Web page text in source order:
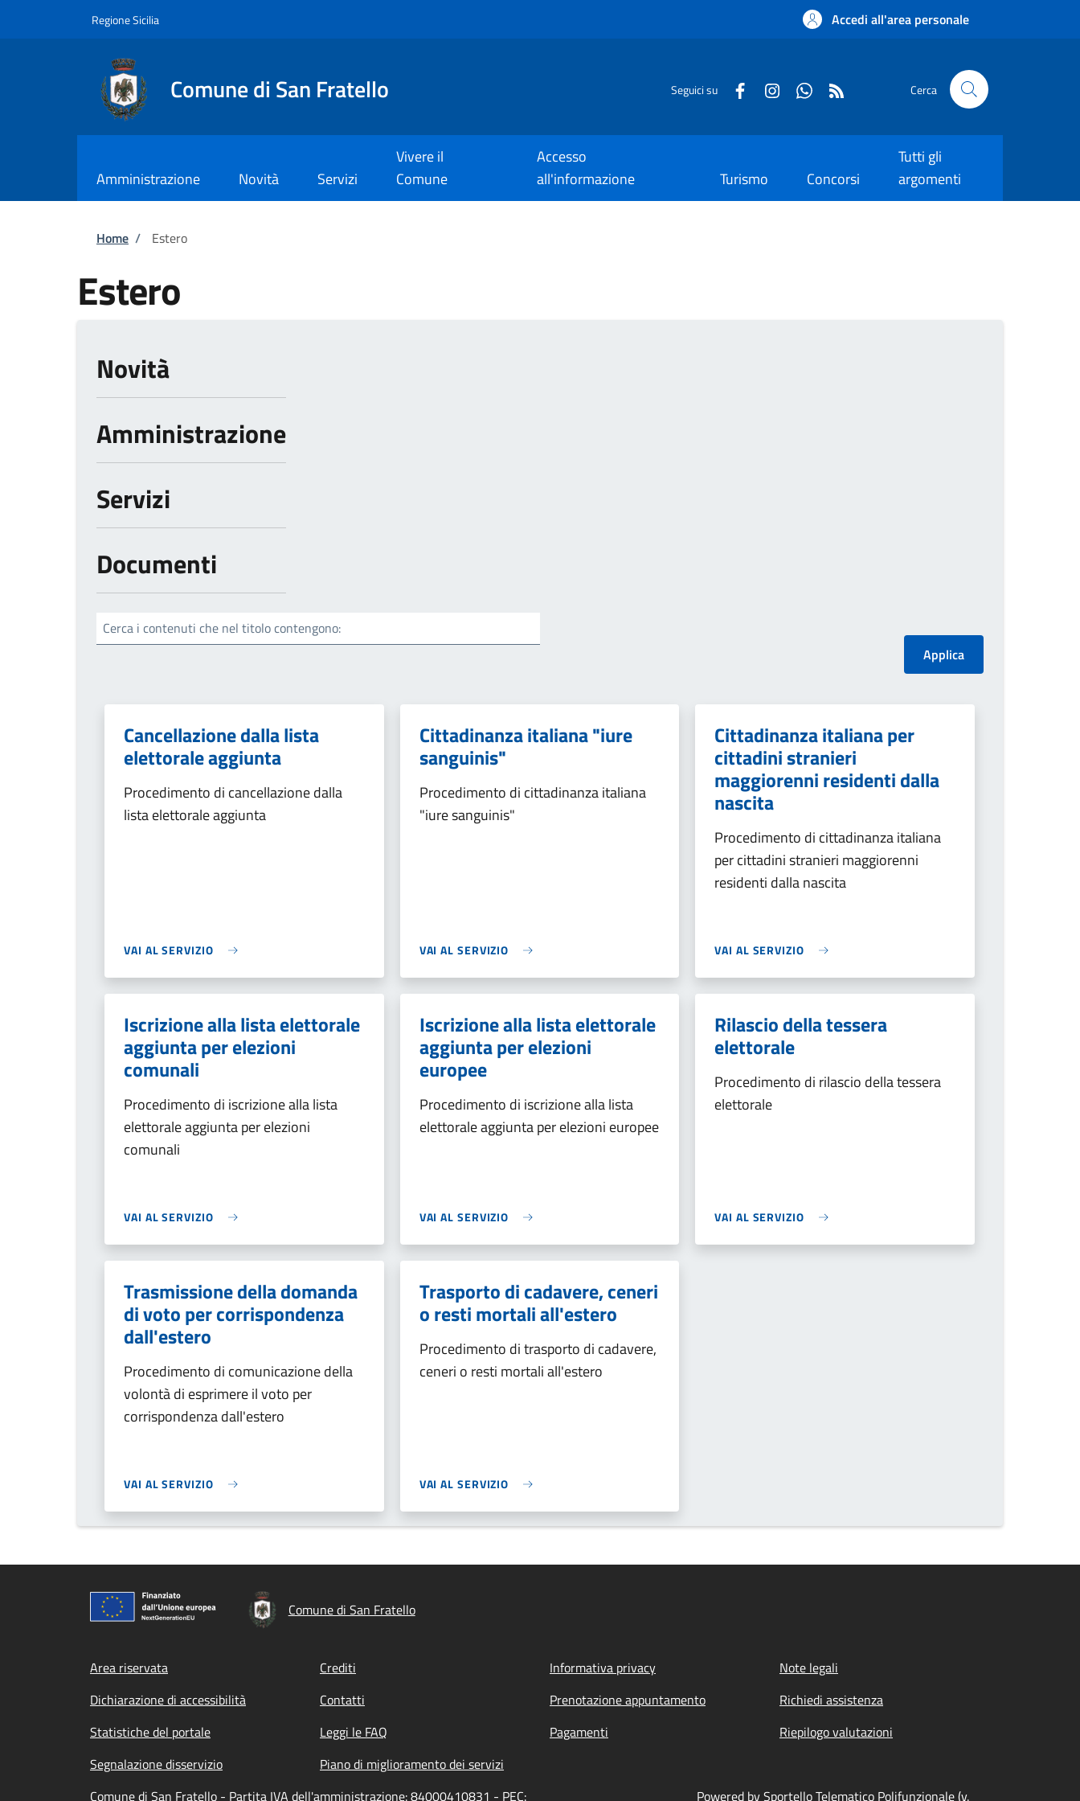
Regione Sicilia Accedi all'area personale
Comune di San Fratello Seguici su Cerca
Amministrazione Novità Servizi
Vivere il
Comune
Accesso
all'informazione
Turismo Concorsi
Tutti gli
argomenti
Briciole di pane
Home / Estero
Estero
Novità
Amministrazione
Servizi
Documenti
Cerca i contenuti che nel titolo contengono:
Cancellazione dalla lista
elettorale aggiunta
Procedimento di cancellazione dalla
lista elettorale aggiunta
VAI AL SERVIZIO
Cittadinanza italiana "iure
sanguinis"
Procedimento di cittadinanza italiana
"iure sanguinis"
VAI AL SERVIZIO
Cittadinanza italiana per
cittadini stranieri
maggiorenni residenti dalla
nascita
Procedimento di cittadinanza italiana
per cittadini stranieri maggiorenni
residenti dalla nascita
VAI AL SERVIZIO
Iscrizione alla lista elettorale
aggiunta per elezioni
comunali
Procedimento di iscrizione alla lista
elettorale aggiunta per elezioni
comunali
VAI AL SERVIZIO
Iscrizione alla lista elettorale
aggiunta per elezioni
europee
Procedimento di iscrizione alla lista
elettorale aggiunta per elezioni europee
VAI AL SERVIZIO
Rilascio della tessera
elettorale
Procedimento di rilascio della tessera
elettorale
VAI AL SERVIZIO
Trasmissione della domanda
di voto per corrispondenza
dall'estero
Procedimento di comunicazione della
volontà di esprimere il voto per
corrispondenza dall'estero
VAI AL SERVIZIO
Trasporto di cadavere, ceneri
o resti mortali all'estero
Procedimento di trasporto di cadavere,
ceneri o resti mortali all'estero
VAI AL SERVIZIO
Comune di San Fratello
Footer menu
Area riservata Crediti Informativa privacy
Note legali
Dichiarazione di accessibilità
Contatti Prenotazione appuntamento
Richiedi assistenza
Statistiche del portale
Leggi le FAQ Pagamenti
Riepilogo valutazioni
Segnalazione disservizio
Piano di miglioramento dei servizi
Comune di San Fratello - Partita IVA dell'amministrazione: 84000410831 - PEC:
Powered by Sportello Telematico Polifunzionale (v.